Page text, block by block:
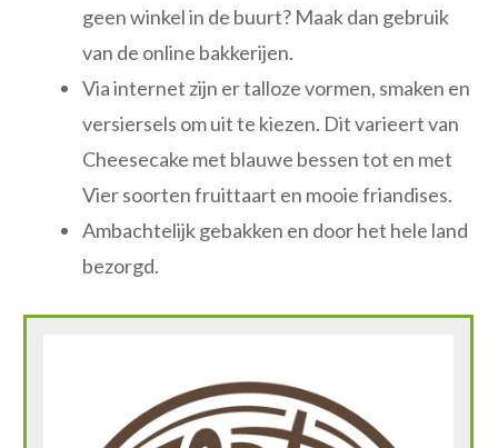
geen winkel in de buurt? Maak dan gebruik
van de online bakkerijen.
Via internet zijn er talloze vormen, smaken en
versiersels om uit te kiezen. Dit varieert van
Cheesecake met blauwe bessen tot en met
Vier soorten fruittaart en mooie friandises.
Ambachtelijk gebakken en door het hele land
bezorgd.